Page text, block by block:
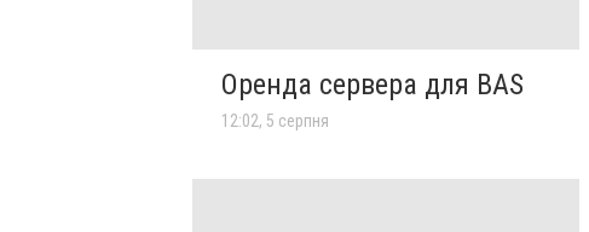
Оренда сервера для BAS
12:02, 5 серпня